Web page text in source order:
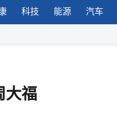
科技 能源 汽车
大福